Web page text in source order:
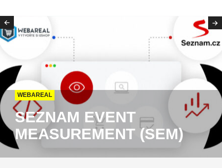
WEBAREAL
SEZNAM EVENT
MEASUREMENT (SEM)